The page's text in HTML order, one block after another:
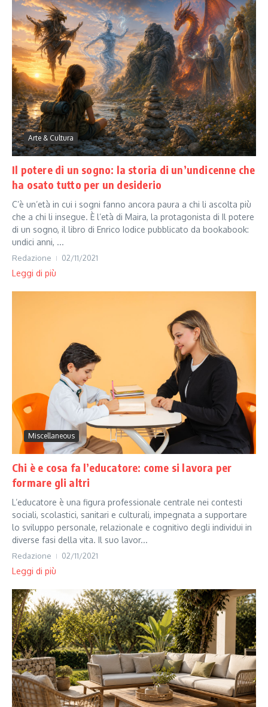
Arte & Cultura
Il potere di un sogno: la storia di un’undicenne che
ha osato tutto per un desiderio
C’è un’età in cui i sogni fanno ancora paura a chi li ascolta più
che a chi li insegue. È l’età di Maira, la protagonista di Il potere
di un sogno, il libro di Enrico Iodice pubblicato da bookabook:
undici anni, ...
Redazione 02/11/2021
Leggi di più
Miscellaneous
Chi è e cosa fa l’educatore: come si lavora per
formare gli altri
L’educatore è una figura professionale centrale nei contesti
sociali, scolastici, sanitari e culturali, impegnata a supportare
lo sviluppo personale, relazionale e cognitivo degli individui in
diverse fasi della vita. Il suo lavor...
Redazione 02/11/2021
Leggi di più